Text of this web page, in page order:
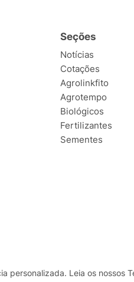
Seções
Notícias
Cotações
Agrolinkfito
Agrotempo
Biológicos
Fertilizantes
Sementes
personalizada. Leia os nossos